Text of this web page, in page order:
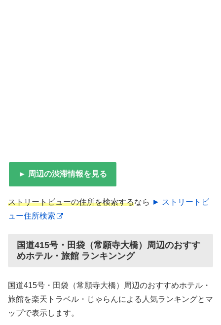
► 周辺の渋滞情報を見る
ストリートビューの住所を検索するなら ► ストリートビ
ュー住所検索
国道415号・田袋（常願寺大橋）周辺のおすす
めホテル・旅館 ランキンング
国道415号・田袋（常願寺大橋）周辺のおすすめホテル・
旅館を楽天トラベル・じゃらんによる人気ランキングとマ
ップで表示します。